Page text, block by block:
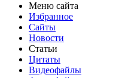
Меню сайта
Избранное
Сайты
Новости
Статьи
Цитаты
Видеофайлы